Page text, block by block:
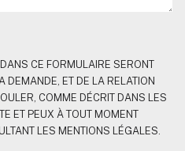
CE FORMULAIRE SERONT
DEMANDE, ET DE LA RELATION
COMME DÉCRIT DANS LES
ET PEUX À TOUT MOMENT
LES MENTIONS LÉGALES.